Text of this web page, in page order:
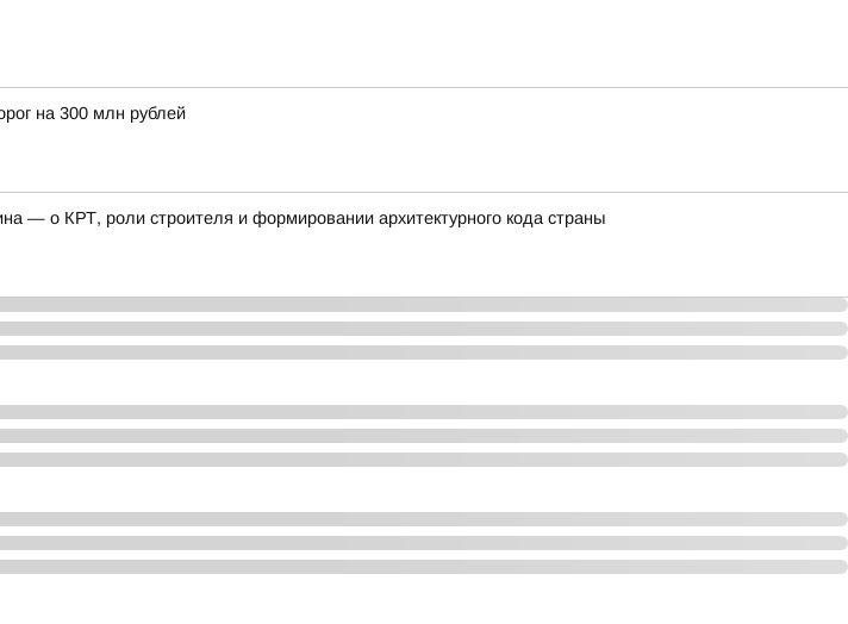
на 300 млн рублей
— о КРТ, роли строителя и формировании архитектурного кода страны